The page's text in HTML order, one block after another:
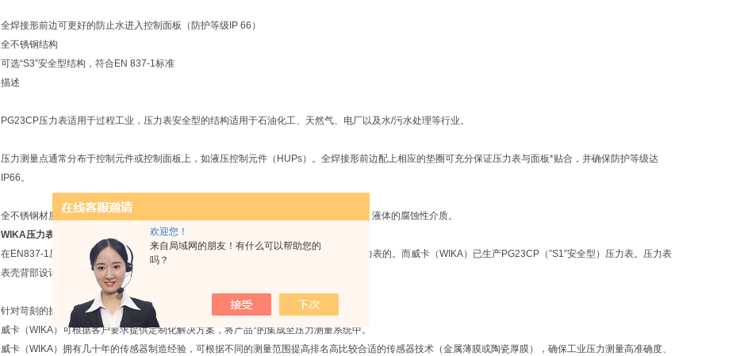
欢迎您！
来自局域网的朋友！有什么可以帮助您的
吗？
全焊接形前边可更好的防止水进入控制面板（防护等级IP 66）
全不锈钢结构
可选“S3”安全型结构，符合EN 837-1标准
描述
PG23CP压力表适用于过程工业，压力表安全型的结构适用于石油化工、天然气、电厂以及水/污水处理等行业。
压力测量点通常分布于控制元件或控制面板上，如液压控制元件（HUPs）。全焊接形前边配上相应的垫圈可充分保证压力表与面板*贴合，并确保防护等级达
IP66。
全不锈钢材质能够更好的增强产品的抗腐蚀性能，使其应用于腐蚀性环境下或测量气体、液体的腐蚀性介质。
WIKA压力表PG23CP
在EN837-1压力表标准中定义了安全型压力表。但是在大多数应用中是不需要安全型压力表的。而威卡（WIKA）已生产PG23CP（”S1”安全型）压力表。压力表
表壳背部设计有泄压口，在压力表内部过压时通过背部泄压确保安全。
针对苛刻的操作条件（如震动），此款产品另有充液型可选。
威卡（WIKA）可根据客户要求提供定制化解决方案，将产品*的集成至压力测量系统中。
威卡（WIKA）拥有几十年的传感器制造经验，可根据不同的测量范围提高排名高比较合适的传感器技术（金属薄膜或陶瓷厚膜），确保工业压力测量高准确度、